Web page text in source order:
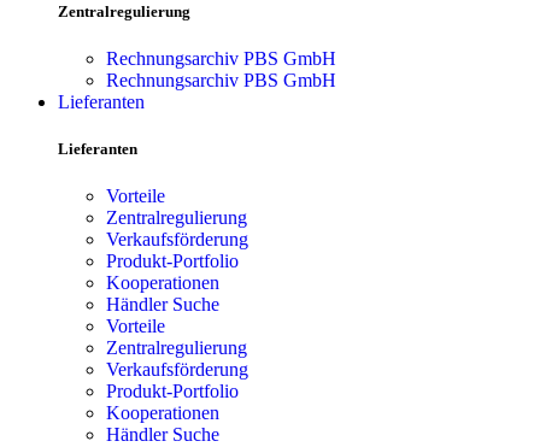
Zentralregulierung
Rechnungsarchiv PBS GmbH
Rechnungsarchiv PBS GmbH
Lieferanten
Lieferanten
Vorteile
Zentralregulierung
Verkaufsförderung
Produkt-Portfolio
Kooperationen
Händler Suche
Vorteile
Zentralregulierung
Verkaufsförderung
Produkt-Portfolio
Kooperationen
Händler Suche